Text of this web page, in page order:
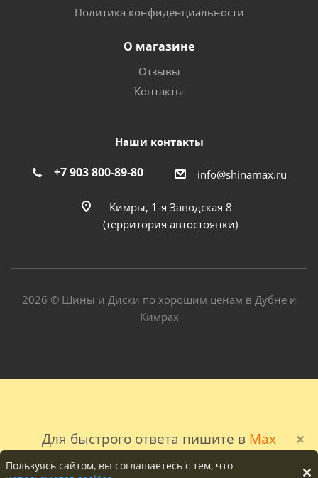
Для быстрого ответа пишите в Max
Политика конфиденциальности
О магазине
Отзывы
Контакты
Наши контакты
+7 903 800-89-80 info@shinamax.ru
Кимры, 1-я Заводская 8
(территория автостоянки)
2026 © Шины и Диски по хорошим ценам в Дубне и
Кимрах
Пользуясь сайтом, вы соглашаетесь с тем, что